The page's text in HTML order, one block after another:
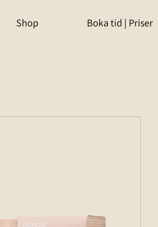
Shop Boka tid | Priser